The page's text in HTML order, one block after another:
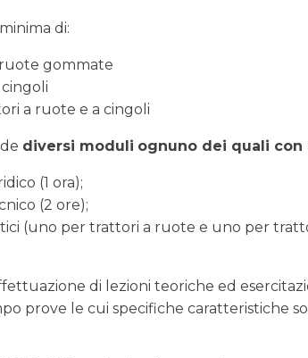
di:
gommate
a ruote e a cingoli
diversi moduli ognuno dei quali con
(1 ora);
(2 ore);
(uno per trattori a ruote e uno per
di lezioni teoriche ed
prove le cui specifiche caratteristiche